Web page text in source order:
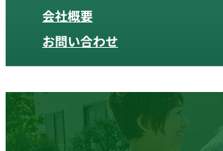
会社概要
お問い合わせ